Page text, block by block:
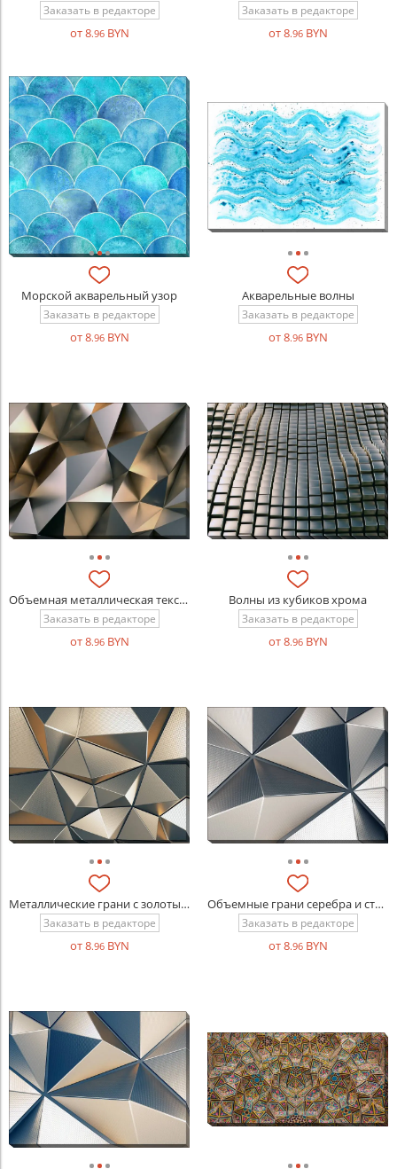
Заказать в редакторе
от 8.96BYN
Заказать в редакторе
от 8.96BYN
Морской акварельный узор
Заказать в редакторе
от 8.96BYN
Акварельные волны
Заказать в редакторе
от 8.96BYN
Объемная металлическая текстура
Заказать в редакторе
от 8.96BYN
Волны из кубиков хрома
Заказать в редакторе
от 8.96BYN
Металлические грани с золотым отливом
Заказать в редакторе
от 8.96BYN
Объемные грани серебра и стали
Заказать в редакторе
от 8.96BYN